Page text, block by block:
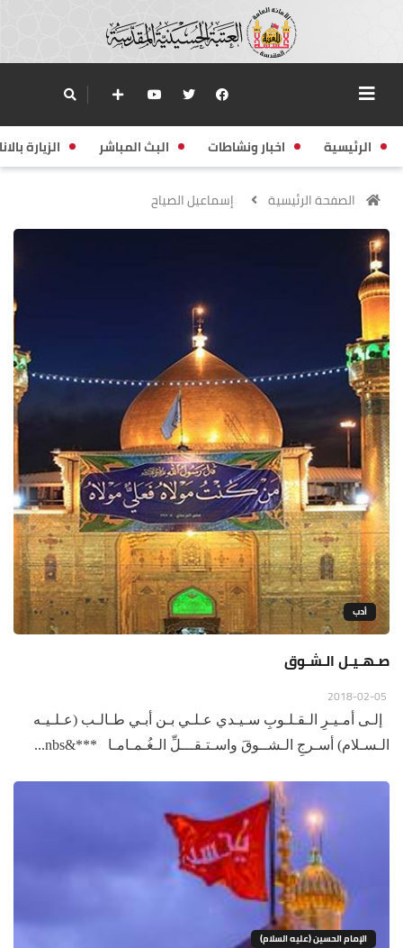
الرئيسية اخبار ونشاطات البث المباشر الزيارة
الصفحة الرئيسية إسماعيل الصياح
أدب
صـهـيـل الـشـوق
إلـى أمـيـرِ الـقـلـوبِ سـيـدي عـلـي بـن أبـي طـالـب (عـلـيـه
الـسـلام) أسـرجِ الـشــوقَ واسـتـقـــلِّ الـغُـمـامـا ***&nbs...
الإمام الحسين (عليه السلام)